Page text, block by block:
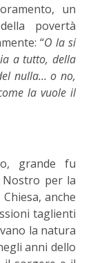
un
povertà
“O la si
a tutto, della
nulla… o no,
la vuole il
grande fu
Nostro per la
anche
taglienti
la natura
anni dello